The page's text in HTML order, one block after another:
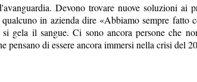
Devono trovare nuove soluzioni ai
in azienda dire «Abbiamo sempre fatto
gela il sangue. Ci sono ancora persone che
pensano di essere ancora immersi nella crisi del